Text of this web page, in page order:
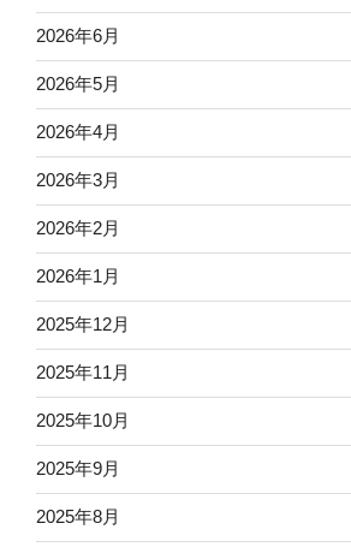
2026年6月
2026年5月
2026年4月
2026年3月
2026年2月
2026年1月
2025年12月
2025年11月
2025年10月
2025年9月
2025年8月